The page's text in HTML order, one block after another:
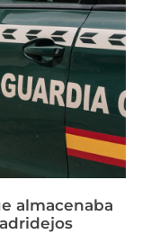
almacenaba